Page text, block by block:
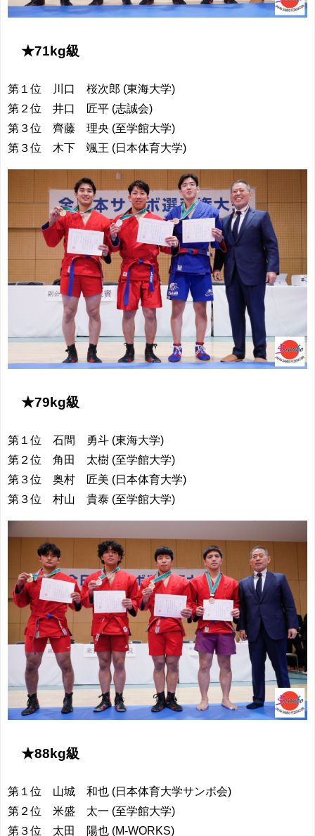
★71kg級
第１位 川口 桜次郎 (東海大学)
第２位 井口 匠平 (志誠会)
第３位 齊藤 理央 (至学館大学)
第３位 木下 颯王 (日本体育大学)
★79kg級
第１位 石間 勇斗 (東海大学)
第２位 角田 太樹 (至学館大学)
第３位 奥村 匠美 (日本体育大学)
第３位 村山 貴泰 (至学館大学)
★88kg級
第１位 山城 和也 (日本体育大学サンボ会)
第２位 米盛 太一 (至学館大学)
第３位 太田 陽也 (M-WORKS)